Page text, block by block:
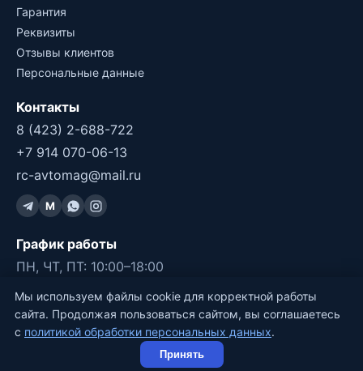
Гарантия
Реквизиты
Отзывы клиентов
Персональные данные
Контакты
8 (423) 2-688-722
+7 914 070-06-13
rc-avtomag@mail.ru
M
График работы
ПН, ЧТ, ПТ: 10:00–18:00
СБ, ВС: 11:00–17:00
ВТ, СР: ВЫХОДНОЙ
©2011-2026 RC-Avtomag, Владивосток
Мы используем файлы cookie для корректной работы
сайта. Продолжая пользоваться сайтом, вы соглашаетесь
с политикой обработки персональных данных.
Принять